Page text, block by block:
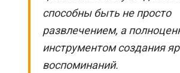
способны быть не просто
развлечением, а
инструментом создания
воспоминаний.